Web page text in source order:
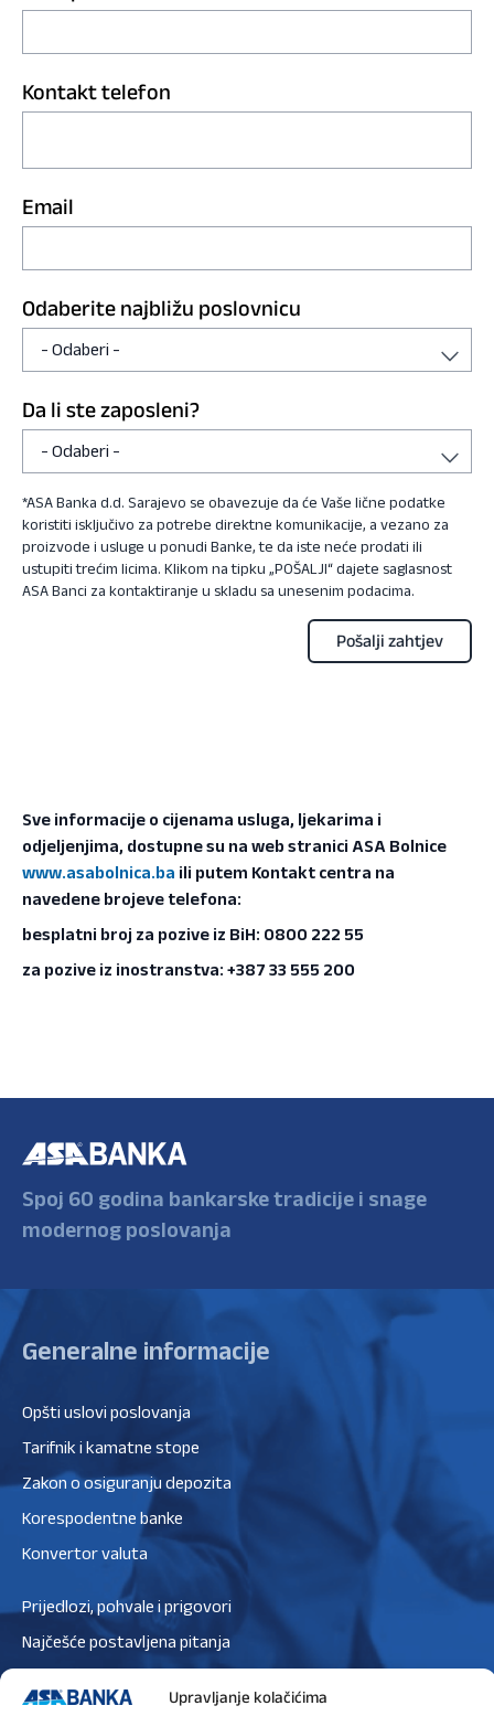
Upravljanje kolačićima
Kontakt telefon
Email
Odaberite najbližu poslovnicu
Da li ste zaposleni?
*ASA Banka d.d. Sarajevo se obavezuje da će Vaše lične podatke
koristiti isključivo za potrebe direktne komunikacije, a vezano za
proizvode i usluge u ponudi Banke, te da iste neće prodati ili
ustupiti trećim licima. Klikom na tipku „POŠALJI“ dajete saglasnost
ASA Banci za kontaktiranje u skladu sa unesenim podacima.
Sve informacije o cijenama usluga, ljekarima i
odjeljenjima, dostupne su na web stranici ASA Bolnice
www.asabolnica.ba ili putem Kontakt centra na
navedene brojeve telefona:
besplatni broj za pozive iz BiH: 0800 222 55
za pozive iz inostranstva: +387 33 555 200
Spoj 60 godina bankarske tradicije i snage
modernog poslovanja
Generalne informacije
Opšti uslovi poslovanja
Tarifnik i kamatne stope
Zakon o osiguranju depozita
Korespodentne banke
Konvertor valuta
Prijedlozi, pohvale i prigovori
Najčešće postavljena pitanja